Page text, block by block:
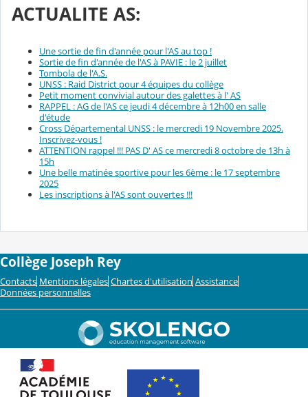
ACTUALITE AS:
Une sortie de fin d'année pour l'AS au top !
Sortie de fin d'année de l'AS à PAVIE : le 2 juillet
Tombola de l'A.S.
UNSS : Raid District pour 4 équipes du collège
Petit moment convivial autour des galettes à l' AS
RAPPEL : AG de l'AS ce jeudi 4 décembre à 12h00 en salle
d'étude
Cross Départemental UNSS : le mercredi 19 Novembre 2025.
Inscrivez-vous !
ATTENTION rappel !!! PAS D' AS ce mercredi 8 octobre de 13h à
15h
Une belle matinée sportive pour les 6ème : le 17 septembre
2025
Les inscriptions à l'AS sont ouvertes !!!
Collège Joseph Rey
Contacts Mentions légales Chartes d'utilisation Assistance
Données personnelles